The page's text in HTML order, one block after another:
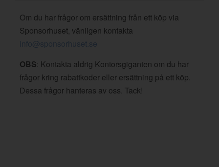
Om du har frågor om ersättning från ett köp via
Sponsorhuset, vänligen kontakta
info@sponsorhuset.se
OBS: Kontakta aldrig Kontorsgiganten om du har
frågor kring rabattkoder eller ersättning på ett köp.
Dessa frågor hanteras av oss. Tack!